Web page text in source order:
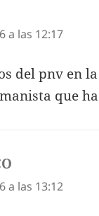
a las 12:17
del pnv en
que
a las 13:12